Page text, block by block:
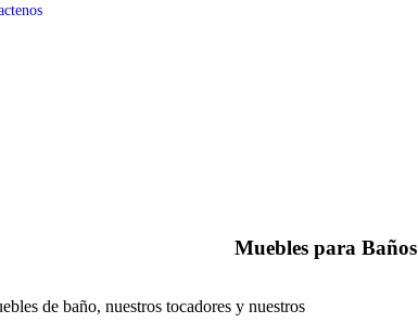
Muebles para Baños
de baño, nuestros tocadores y nuestros